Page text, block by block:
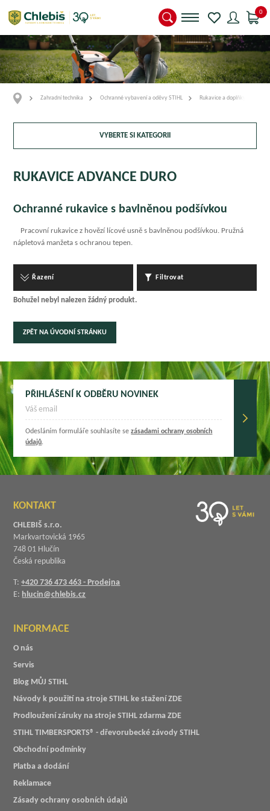
0
Zahradní technika Ochranné vybavení a oděvy STIHL Rukavice a doplňky
VYBERTE SI KATEGORII
RUKAVICE ADVANCE DURO
Ochranné rukavice s bavlněnou podšívkou
Pracovní rukavice z hovězí lícové usně s bavlněnou podšívkou. Pružná
nápletová manžeta s ochranou tepen.
Řazení Filtrovat
Bohužel nebyl nalezen žádný produkt.
ZPĚT NA ÚVODNÍ STRÁNKU
PŘIHLÁŠENÍ K ODBĚRU NOVINEK
Odesláním formuláře souhlasíte sezásadami ochrany osobních
údajů.
KONTAKT
CHLEBIŠ s.r.o.
Markvartovická 1965
748 01 Hlučín
Česká republika
T:+420 736 473 463 - Prodejna
E: hlucin@chlebis.cz
INFORMACE
O nás
Servis
Blog MŮJ STIHL
Návody k použití na stroje STIHL ke stažení ZDE
Prodloužení záruky na stroje STIHL zdarma ZDE
STIHL TIMBERSPORTS® - dřevorubecké závody STIHL
Obchodní podmínky
Platba a dodání
Reklamace
Zásady ochrany osobních údajů